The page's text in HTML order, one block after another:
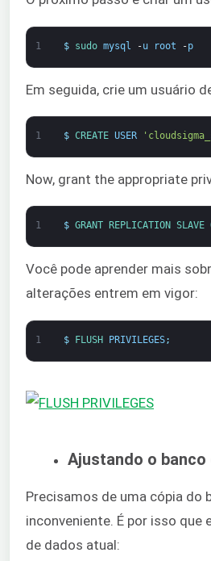
1 $ sudo mysql -u root -p
Em seguida, crie um usuário
1 $ CREATE USER
Now, grant the appropriate
1 $ GRANT REPLICATION SLAVE
Você pode aprender mais
alterações entrem em vigor:
1 $ FLUSH PRIVILEGES;
Ajustando o banco
Precisamos de uma cópia do
inconveniente. É por isso
de dados atual: